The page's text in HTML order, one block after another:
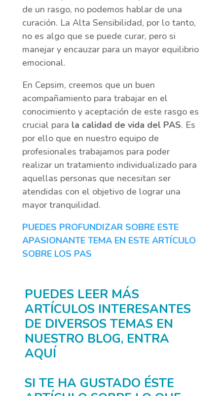
de un rasgo, no podemos hablar de una
curación. La Alta Sensibilidad, por lo tanto,
no es algo que se puede curar, pero si
manejar y encauzar para un mayor equilibrio
emocional.
En Cepsim, creemos que un buen
acompañamiento para trabajar en el
conocimiento y aceptación de este rasgo es
crucial para la calidad de vida del PAS. Es
por ello que en nuestro equipo de
profesionales trabajamos para poder
realizar un tratamiento individualizado para
aquellas personas que necesitan ser
atendidas con el objetivo de lograr una
mayor tranquilidad.
PUEDES PROFUNDIZAR SOBRE ESTE
APASIONANTE TEMA EN ESTE ARTÍCULO
SOBRE LOS PAS
PUEDES LEER MÁS
ARTÍCULOS INTERESANTES
DE DIVERSOS TEMAS EN
NUESTRO BLOG, ENTRA
AQUÍ
SI TE HA GUSTADO ÉSTE